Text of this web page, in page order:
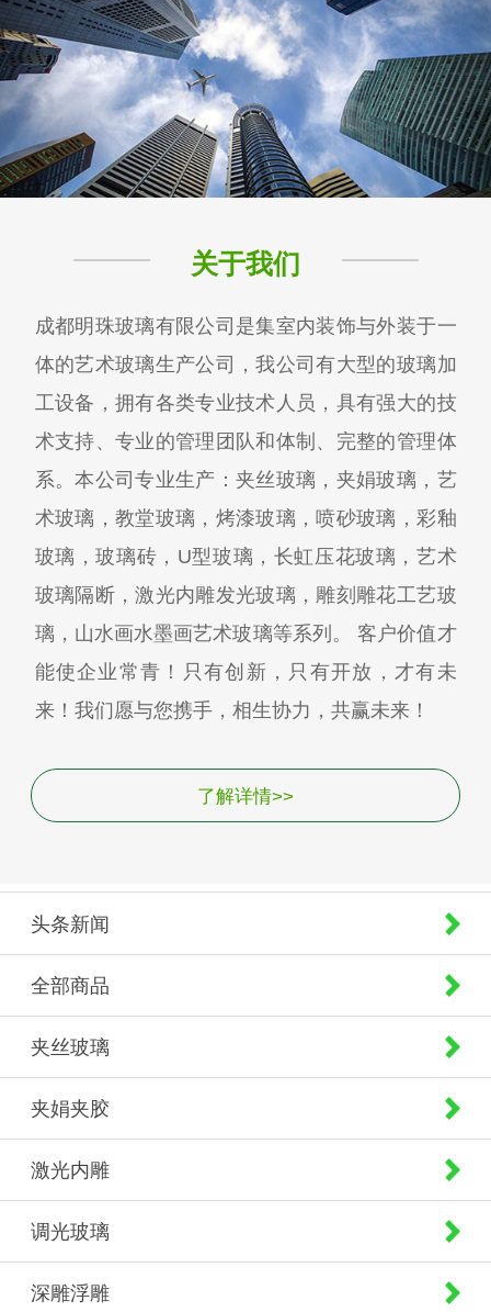
关于我们
成都明珠玻璃有限公司是集室内装饰与外装于一
体的艺术玻璃生产公司，我公司有大型的玻璃加
工设备，拥有各类专业技术人员，具有强大的技
术支持、专业的管理团队和体制、完整的管理体
系。本公司专业生产：夹丝玻璃，夹娟玻璃，艺
术玻璃，教堂玻璃，烤漆玻璃，喷砂玻璃，彩釉
玻璃，玻璃砖，U型玻璃，长虹压花玻璃，艺术
玻璃隔断，激光内雕发光玻璃，雕刻雕花工艺玻
璃，山水画水墨画艺术玻璃等系列。 客户价值才
能使企业常青！只有创新，只有开放，才有未
来！我们愿与您携手，相生协力，共赢未来！
了解详情>>
头条新闻
全部商品
夹丝玻璃
夹娟夹胶
激光内雕
调光玻璃
深雕浮雕